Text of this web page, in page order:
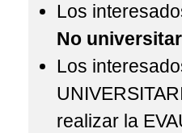
Los
No
Los
realizar la